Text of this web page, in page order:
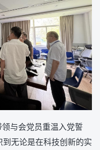
与会党员重温入党誓
无论是在科技创新的实